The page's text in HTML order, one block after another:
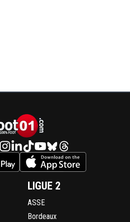
LIGUE 2
ASSE
Bordeaux